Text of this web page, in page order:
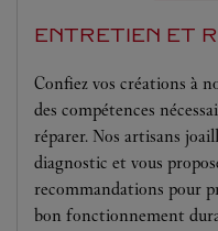
ENTRETIEN ET
Confiez vos créations à
des compétences
réparer. Nos artisans
diagnostic et vous
recommandations pour
bon fonctionnement